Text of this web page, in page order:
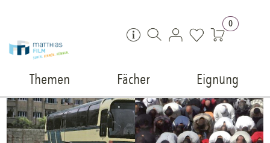
0
Themen Fächer Eignung